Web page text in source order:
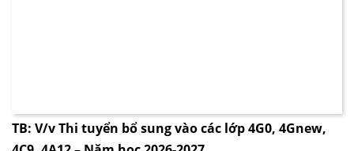
TB: V/v Thi tuyển bổ sung vào các lớp 4G0, 4Gnew,